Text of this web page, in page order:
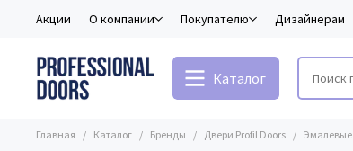
Акции О компании Покупателю Дизайнерам
Каталог
Главная Каталог Бренды Двери Profil Doors Эмалевые